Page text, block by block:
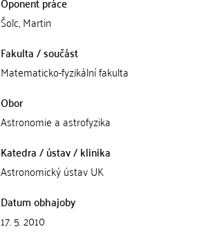
Šolc, Martin
Fakulta / součást
Matematicko-fyzikální fakulta
Obor
Astronomie a astrofyzika
Katedra / ústav / klinika
Astronomický ústav UK
Datum obhajoby
17. 5. 2010